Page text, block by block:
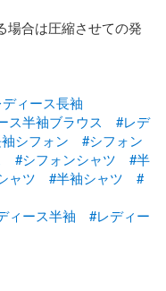
場合は圧縮させての発
ィース長袖
ス半袖ブラウス
#レデ
シフォン
#シフォン
#シフォンシャツ
#半
ャツ #半袖シャツ
#
ィース半袖
#レディー